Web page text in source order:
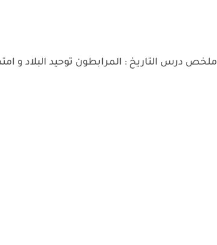
ملخص درس التاريخ : المرابطون توحيد البلاد و